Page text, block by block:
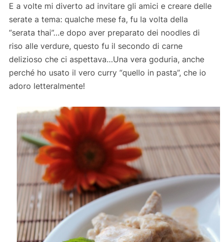
E a volte mi diverto ad invitare gli amici e creare delle
serate a tema: qualche mese fa, fu la volta della
“serata thai”…e dopo aver preparato dei noodles di
riso alle verdure, questo fu il secondo di carne
delizioso che ci aspettava…Una vera goduria, anche
perché ho usato il vero curry “quello in pasta”, che io
adoro letteralmente!